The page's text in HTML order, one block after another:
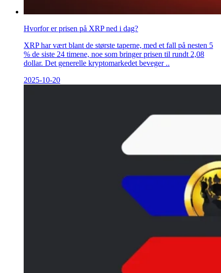
Hvorfor er prisen på XRP ned i dag?
XRP har vært blant de største taperne, med et fall på nesten 5
% de siste 24 timene, noe som bringer prisen til rundt 2,08
dollar. Det generelle kryptomarkedet beveger ..
2025-10-20